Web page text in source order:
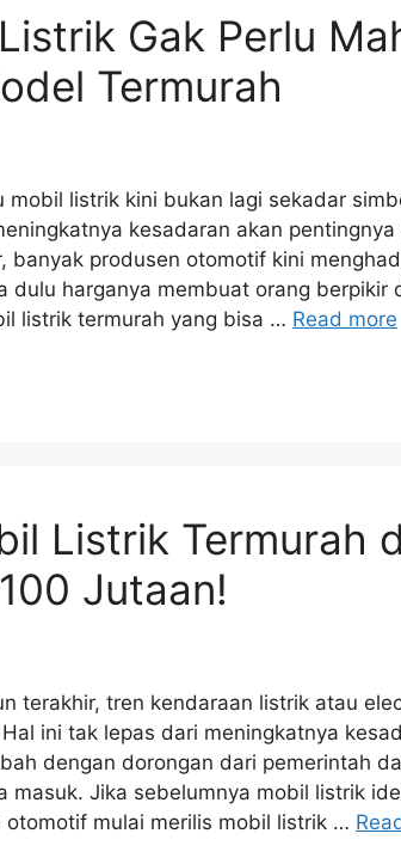
Gak Perlu
Termurah
mobil listrik kini bukan lagi sekadar
kesadaran akan
banyak produsen otomotif kini
dulu harganya membuat orang berpikir
listrik termurah yang bisa … Read more
Listrik Termurah
Jutaan!
terakhir, tren kendaraan listrik atau
ini tak lepas dari meningkatnya
dengan dorongan dari pemerintah
masuk. Jika sebelumnya mobil listrik
otomotif mulai merilis mobil listrik …